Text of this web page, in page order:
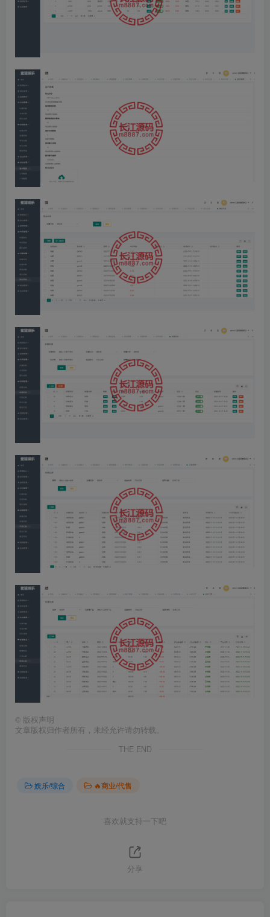
© 版权声明
文章版权归作者所有，未经允许请勿转载。
THE END
娱乐/综合 🔥商业/代售
喜欢就支持一下吧
分享